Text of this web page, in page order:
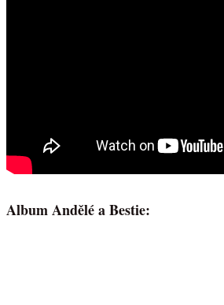
Album Andělé a Bestie: